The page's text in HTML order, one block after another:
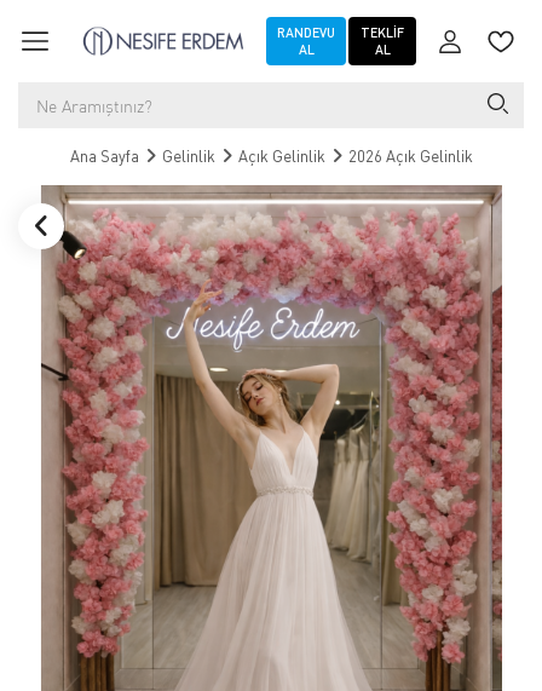
RANDEVU
AL
TEKLIF
AL
Ana Sayfa Gelinlik Açık Gelinlik 2026 Açık Gelinlik